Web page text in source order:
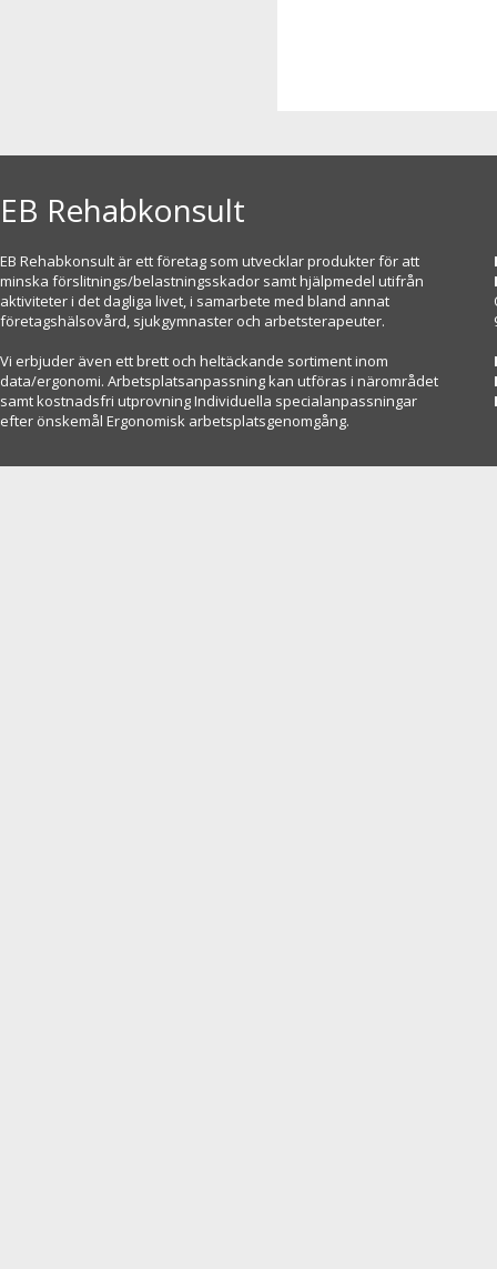
EB Rehabkonsult
EB Rehabkonsult är ett företag som utvecklar produkter för att
minska förslitnings/belastningsskador samt hjälpmedel utifrån
aktiviteter i det dagliga livet, i samarbete med bland annat
företagshälsovård, sjukgymnaster och arbetsterapeuter.
Vi erbjuder även ett brett och heltäckande sortiment inom
data/ergonomi. Arbetsplatsanpassning kan utföras i närområdet
samt kostnadsfri utprovning Individuella specialanpassningar
efter önskemål Ergonomisk arbetsplatsgenomgång.